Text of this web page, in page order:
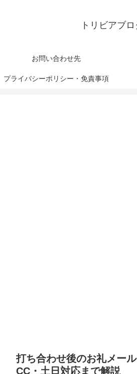
トリビアブ
お問い合わせ先
プライバシーポリシー・免責事項
打ち合わせ後のお礼メー
CC・土日対応まで解説